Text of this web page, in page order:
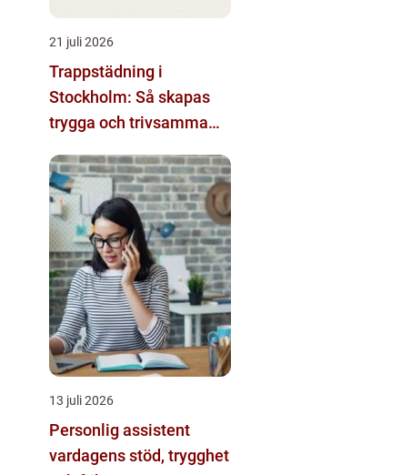
21 juli 2026
Trappstädning i
Stockholm: Så skapas
trygga och trivsamma
13 juli 2026
Personlig assistent
vardagens stöd, trygghet